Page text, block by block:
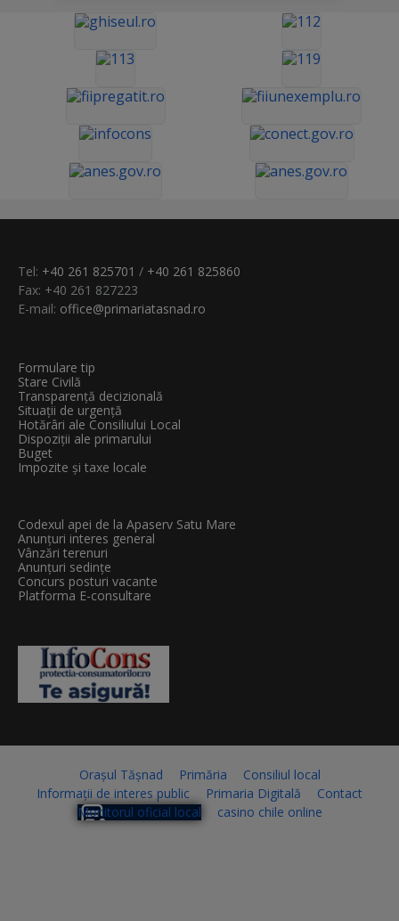
Tel: +40 261 825701 / +40 261 825860
Fax: +40 261 827223
E-mail: office@primariatasnad.ro
Formulare tip
Stare Civilă
Transparenţă decizională
Situații de urgență
Hotărâri ale Consiliului Local
Dispoziții ale primarului
Buget
Impozite și taxe locale
Codexul apei de la Apaserv Satu Mare
Anunțuri interes general
Vânzări terenuri
Anunțuri sedințe
Concurs posturi vacante
Platforma E-consultare
Orașul Tășnad Primăria
Consiliul local
Informații de interes public
Primaria Digitală
Contact
Monitorul oficial local
casino chile online